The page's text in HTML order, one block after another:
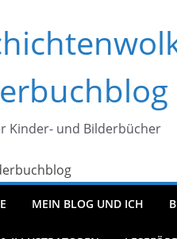
Kinder- und Bilderbücher
MEIN BLOG UND ICH